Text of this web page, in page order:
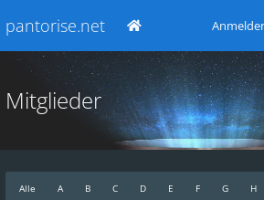
pantorise.net
Mitglieder
Alle A B C D E F G H